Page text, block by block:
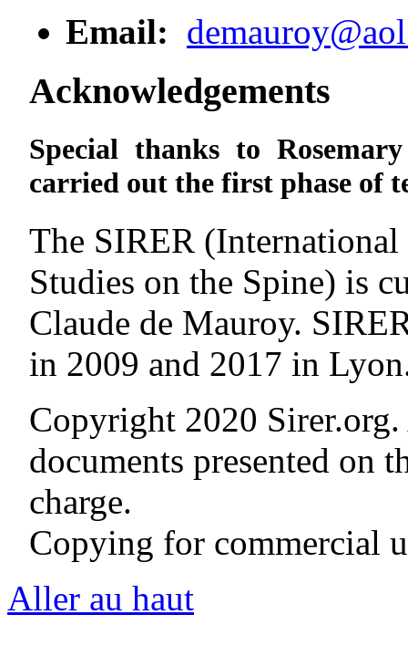
Email:
Acknowledgements
Special thanks to
carried out the first phase of
The SIRER
Studies on the Spine) is
Claude de Mauroy.
in 2009 and 2017 in
Copyright 2020
documents presented on
charge.
Copying for commercial
Aller au haut